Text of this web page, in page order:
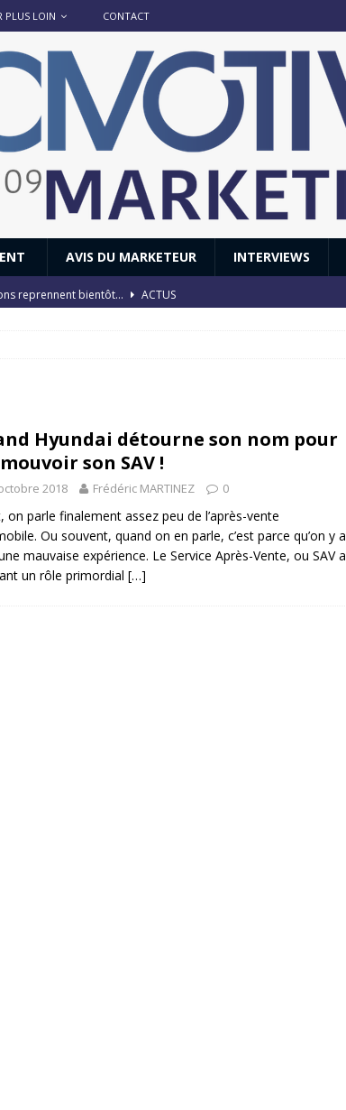
PLUS LOIN CONTACT
AVIS DU MARKETEUR INTERVIEWS
reprennent bientôt…
ACTUS
: Honda dévoile un spot publicitaire… confiné! ACTUS
Hyundai détourne son nom pour
son SAV !
2018 Frédéric MARTINEZ 0
on parle finalement assez peu de l’après-vente
Ou souvent, quand on en parle, c’est parce qu’on y a
mauvaise expérience. Le Service Après-Vente, ou SAV a
un rôle primordial […]